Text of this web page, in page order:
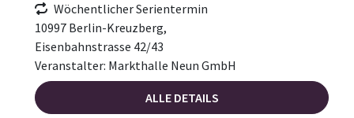
Wöchentlicher Serientermin
10997 Berlin-Kreuzberg,
Eisenbahnstrasse 42/43
Veranstalter: Markthalle Neun GmbH
ALLE DETAILS